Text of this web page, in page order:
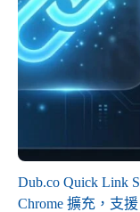
Dub.co Quick Link
Chrome 擴充，支